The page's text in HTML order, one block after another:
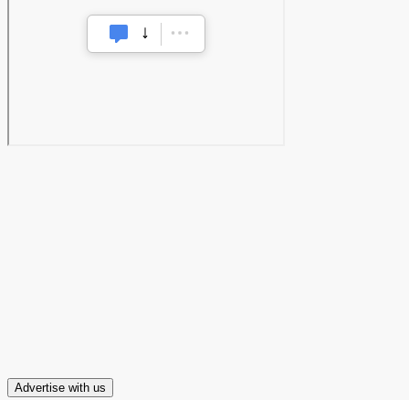
Advertise with us